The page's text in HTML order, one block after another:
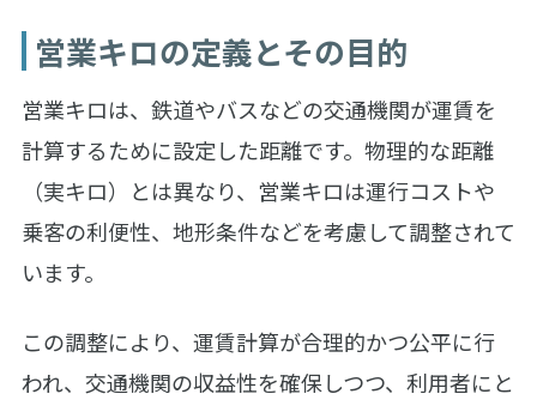
営業キロの定義とその目的
営業キロは、鉄道やバスなどの交通機関が運賃を
計算するために設定した距離です。物理的な距離
（実キロ）とは異なり、営業キロは運行コストや
乗客の利便性、地形条件などを考慮して調整されて
います。
この調整により、運賃計算が合理的かつ公平に行
われ、交通機関の収益性を確保しつつ、利用者にと